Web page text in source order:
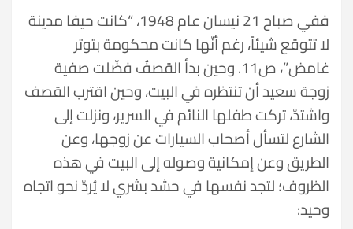
ففي صباح 21 نيسان عام 1948، “كانت حيفا مدينة
لا تتوقع شيئاً، رغم أنّها كانت محكومة بتوتر
غامض”، ص11. وحين بدأ القصفُ فضّلت صفية
زوجة سعيد أن تنتظره في البيت، وحين اقترب القصف
واشتدّ، تركت طفلها النائم في السرير، ونزلت إلى
الشارع لتسأل أصحاب السيارات عن زوجها، وعن
الطريق وعن إمكانية وصوله إلى البيت في هذه
الظروف؛ لتجد نفسها في حشد بشري لا يُردّ نحو اتجاه
وحيد: